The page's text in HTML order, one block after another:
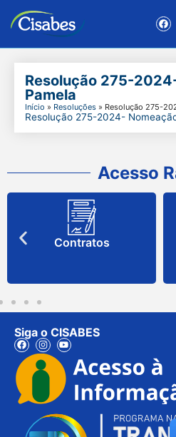
Resolução 275-
Pamela
Início » Resoluções » Resolução 275-
Resolução 275-2024-
Acesso
Contratos
Siga o CISABES